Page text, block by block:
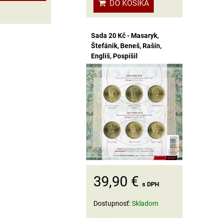
DO KOŠÍKA
Sada 20 Kč - Masaryk,
Štefánik, Beneš, Rašín,
Engliš, Pospíšil
39,90 € s DPH
Dostupnosť:Skladom